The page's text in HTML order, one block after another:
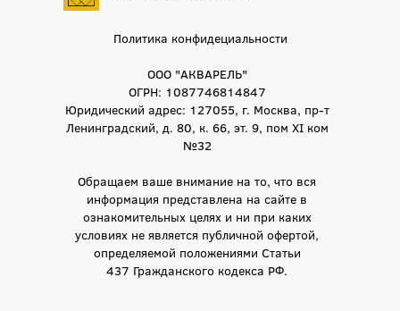
Политика конфидециальности
ООО "АКВАРЕЛЬ"
ОГРН: 1087746814847
Юридический адрес: 127055, г. Москва, пр-т
Ленинградский, д. 80, к. 66, эт. 9, пом XI ком
№32
Обращаем ваше внимание на то, что вся
информация представлена на сайте в
ознакомительных целях и ни при каких
условиях не является публичной офертой,
определяемой положениями Статьи
437 Гражданского кодекса РФ.